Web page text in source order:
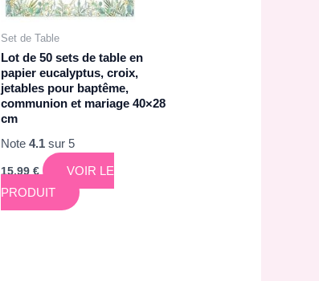
Set de Table
Lot de 50 sets de table en
papier eucalyptus, croix,
jetables pour baptême,
communion et mariage 40×28
cm
Note4.1 sur 5
15,99€
VOIR LE
PRODUIT